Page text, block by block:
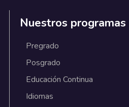
Nuestros programas
Pregrado
Posgrado
Educación Continua
Idiomas